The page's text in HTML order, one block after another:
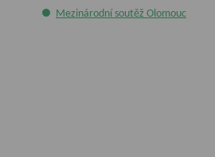
Mezinárodní soutěž Olomouc